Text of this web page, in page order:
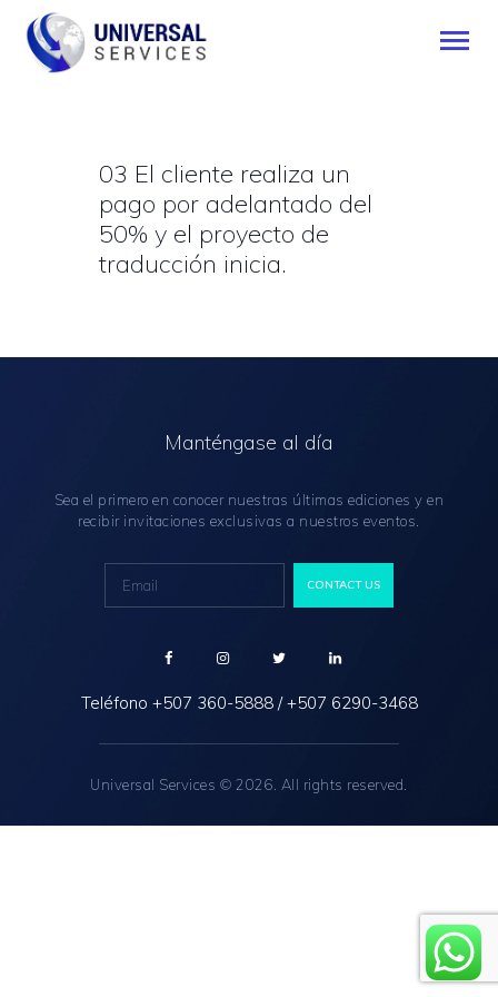
INICIO
SERVICIOS
MÉTODO DE PAGO
BLOG
03 El cliente realiza un
pago por adelantado del
50% y el proyecto de
traducción inicia.
Manténgase al día
Sea el primero en conocer nuestras últimas ediciones y en
recibir invitaciones exclusivas a nuestros eventos.
Teléfono +507 360-5888/+507 6290-3468
Universal Services © 2026. All rights reserved.